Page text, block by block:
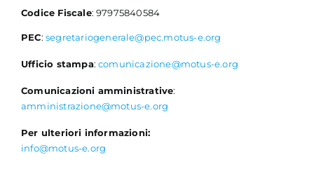
Codice Fiscale: 97975840584
PEC: segretariogenerale@pec.motus-e.org
Ufficio stampa:comunicazione@motus-e.org
Comunicazioni amministrative:
amministrazione@motus-e.org
Per ulteriori informazioni:
info@motus-e.org